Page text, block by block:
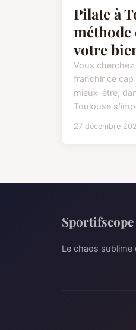
Pilate à
votre
Vous
franchir ce
mieux-être,
Toulouse
27 décembre
Sportifscope
Le chaos sublime